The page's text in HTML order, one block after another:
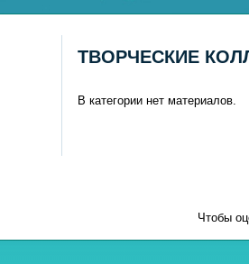
ТВОРЧЕСКИЕ
В категории нет материалов.
Чтобы